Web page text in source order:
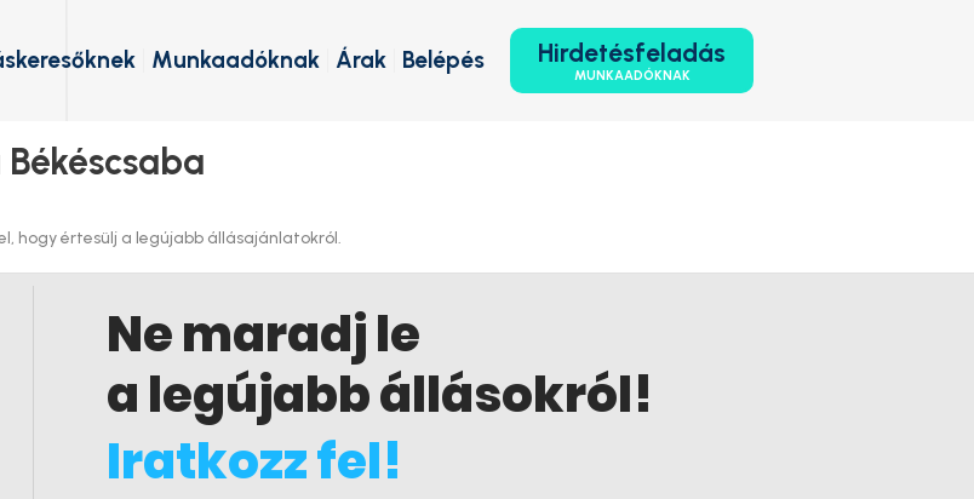
Hirdetésfeladás
MUNKAADÓKNAK
Belépés
Árak
Munkaadóknak
hogy értesülj a legújabb állásajánlatokról.
Ne maradj le
a legújabb állásokról!
Iratkozz fel!